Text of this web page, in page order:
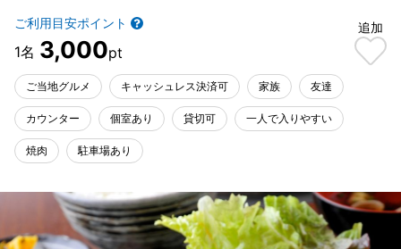
ご利用目安ポイント
3,000
追加
ご当地グルメ キャッシュレス決済可 家族 友達
カウンター 個室あり 貸切可 一人で入りやすい
焼肉 駐車場あり